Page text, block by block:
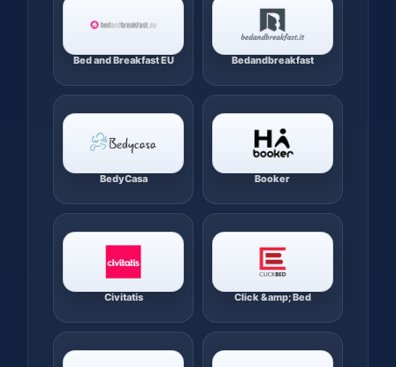
Bed and Breakfast EU Bedandbreakfast
BedyCasa Booker
Civitatis Click &amp; Bed